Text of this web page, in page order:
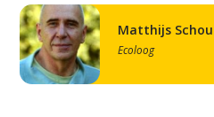
Matthijs
Ecoloog